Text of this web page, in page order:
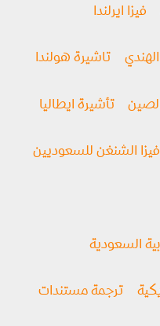
فيزا ايرلندا
تاشيرة هولندا
تأشيرة ايطاليا
فيزا الشنغن للسعوديين
السعودية
ترجمة مستندات